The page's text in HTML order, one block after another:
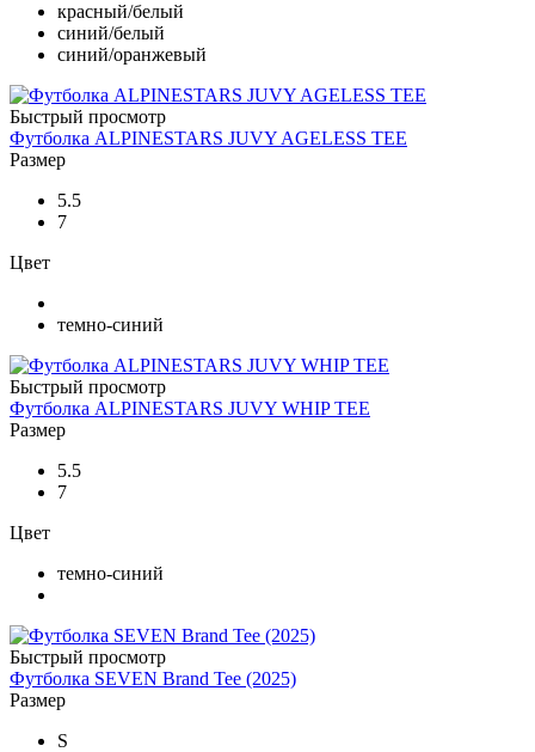
красный/белый
синий/белый
синий/оранжевый
Быстрый просмотр
Футболка ALPINESTARS JUVY AGELESS TEE
Размер
5.5
7
Цвет
темно-синий
Быстрый просмотр
Футболка ALPINESTARS JUVY WHIP TEE
Размер
5.5
7
Цвет
темно-синий
Быстрый просмотр
Футболка SEVEN Brand Tee (2025)
Размер
S